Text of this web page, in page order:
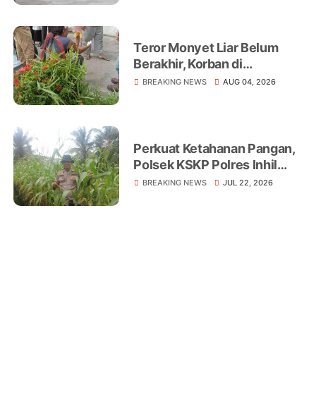
Teror Monyet Liar Belum
Berakhir, Korban di
Tembilahan Terus
BREAKING NEWS AUG 04, 2026
Perkuat Ketahanan Pangan,
Polsek KSKP Polres Inhil
Turun Langsung Dampingi
BREAKING NEWS JUL 22, 2026